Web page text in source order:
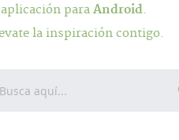
paraAndroid.
la inspiración contigo.